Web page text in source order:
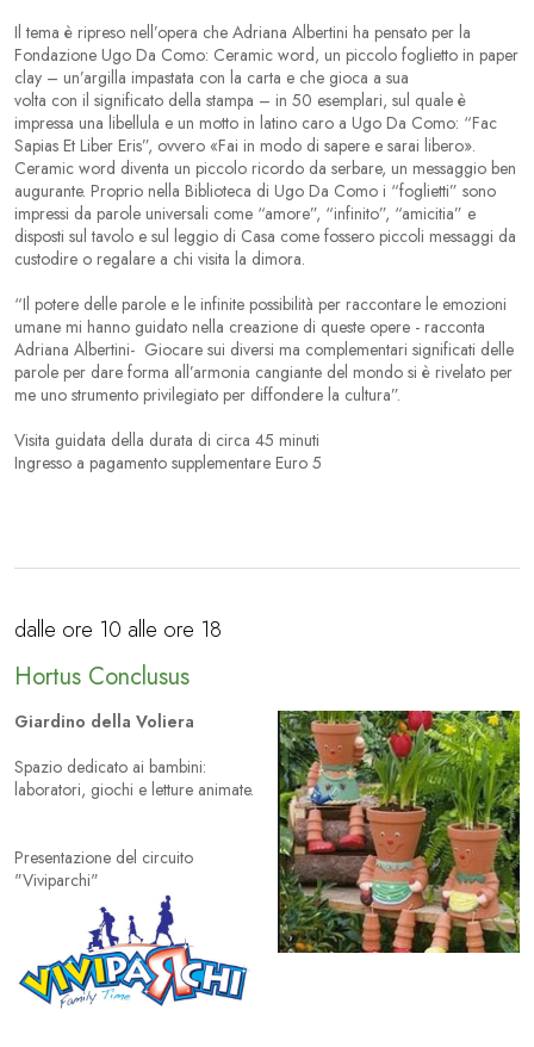
Il tema è ripreso nell’opera che Adriana Albertini ha pensato per la
Fondazione Ugo Da Como: Ceramic word, un piccolo foglietto in paper
clay – un’argilla impastata con la carta e che gioca a sua
volta con il significato della stampa – in 50 esemplari, sul quale è
impressa una libellula e un motto in latino caro a Ugo Da Como: “Fac
Sapias Et Liber Eris”, ovvero «Fai in modo di sapere e sarai libero».
Ceramic word diventa un piccolo ricordo da serbare, un messaggio ben
augurante. Proprio nella Biblioteca di Ugo Da Como i “foglietti” sono
impressi da parole universali come “amore”, “infinito”, “amicitia” e
disposti sul tavolo e sul leggio di Casa come fossero piccoli messaggi da
custodire o regalare a chi visita la dimora.
“Il potere delle parole e le infinite possibilità per raccontare le emozioni
umane mi hanno guidato nella creazione di queste opere - racconta
Adriana Albertini- Giocare sui diversi ma complementari significati delle
parole per dare forma all’armonia cangiante del mondo si è rivelato per
me uno strumento privilegiato per diffondere la cultura”.
Visita guidata della durata di circa 45 minuti
Ingresso a pagamento supplementare Euro 5
dalle ore 10 alle ore 18
Hortus Conclusus
Giardino della Voliera
Spazio dedicato ai bambini:
laboratori, giochi e letture animate.
Presentazione del circuito
"Viviparchi"